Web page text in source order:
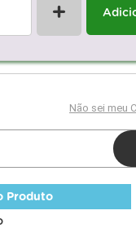
+
Produto